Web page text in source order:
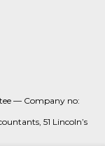
— Company no:
51 Lincoln’s